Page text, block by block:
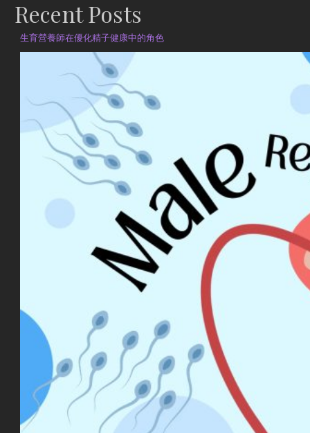
Recent Posts
生育營養師在優化精子健康中的角色